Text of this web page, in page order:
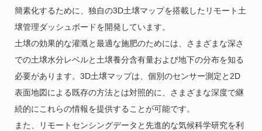
簡素化するために、独自の3D土壌マップを搭載したリモート土
壌管理ダッシュボードを開発しています。
土壌の効果的な灌漑と最適な施肥のためには、さまざまな深さ
での土壌水分レベルと土壌養分含有量および地下の分布を知る
必要があります。3D土壌マップは、個別のセンサー測定と2D
表面地図による既存の方法とは対照的に、さまざまな深度で継
続的にこれらの情報を提供することが可能です。
また、リモートセンシングデータと先進的な気候科学研究を利